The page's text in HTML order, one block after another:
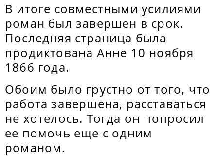
В итоге совместными усилиями
роман был завершен в срок.
Последняя страница была
продиктована Анне 10 ноября
1866 года.
Обоим было грустно от того, что
работа завершена, расставаться
не хотелось. Тогда он попросил
ее помочь еще с одним
романом.